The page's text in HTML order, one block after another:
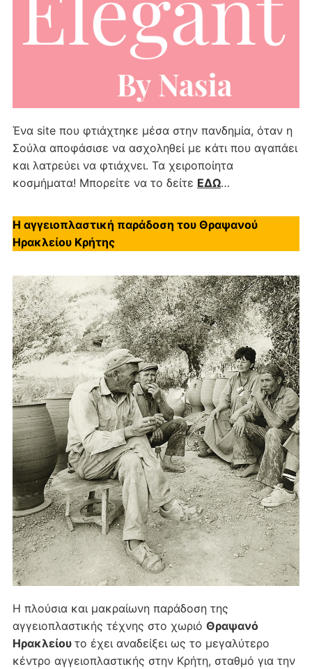
Ένα site που φτιάχτηκε μέσα στην πανδημία, όταν η
Σούλα αποφάσισε να ασχοληθεί με κάτι που αγαπάει
και λατρεύει να φτιάχνει. Τα χειροποίητα
κοσμήματα! Μπορείτε να το δείτε ΕΔΩ…
Η αγγειοπλαστική παράδοση του Θραψανού
Ηρακλείου Κρήτης
Η πλούσια και μακραίωνη παράδοση της
αγγειοπλαστικής τέχνης στο χωριό Θραψανό
Ηρακλείου το έχει αναδείξει ως το μεγαλύτερο
κέντρο αγγειοπλαστικής στην Κρήτη, σταθμό για την